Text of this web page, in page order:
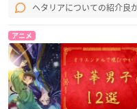
ヘタリアについての紹介良
アニメ